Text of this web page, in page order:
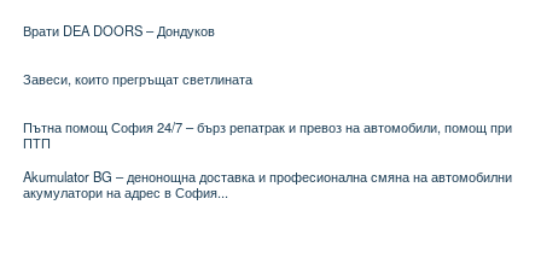
Врати DEA DOORS – Дондуков
Завеси, които прегръщат светлината
Пътна помощ София 24/7 – бърз репатрак и превоз на автомобили, помощ при
ПТП
Akumulator BG – денонощна доставка и професионална смяна на автомобилни
акумулатори на адрес в София...